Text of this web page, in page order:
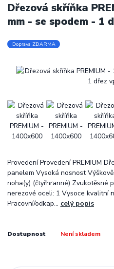
Dřezová skříňka
mm - se spodem - 1
Doprava ZDARMA
Provedení Provedení PREMIUM
panelem Vysoká nosnost
noha(y) (čtyřhranné) Zvukotěsné
nerezové oceli: 1 Vysoce kvalitní
Pracovní/odkap... celý popis
Dostupnost Není skladem